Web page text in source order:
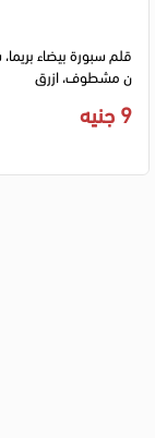
قلم سبورة بيضاء
ن مشطوف، ازرق
9 جنيه